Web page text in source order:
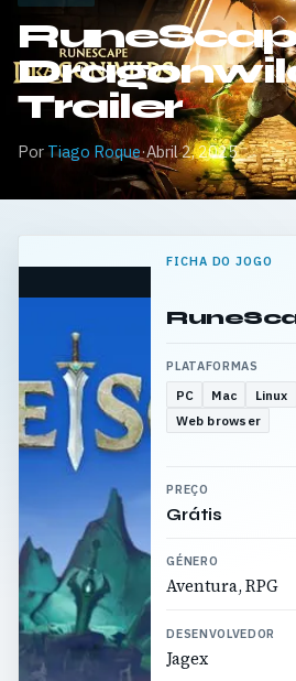
Trailer
Por Tiago Roque·Abril 2, 2025
FICHA DO JOGO
PLATAFORMAS
PC Mac Linux
Web browser
PREÇO
Grátis
GÉNERO
Aventura, RPG
DESENVOLVEDOR
Jagex